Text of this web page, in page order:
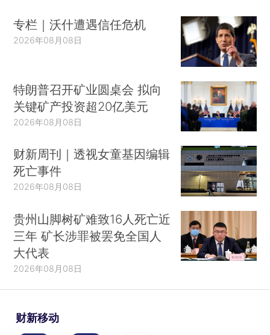
专栏｜沃什遭遇信任危机
2026年08月08日
特朗普召开矿业圆桌会 拟向
关键矿产投资超20亿美元
2026年08月08日
财新周刊｜透视女童基因编辑
死亡事件
2026年08月08日
贵州山脚树矿难致16人死亡近
三年 矿长涉罪被罢免全国人
大代表
2026年08月08日
财新移动